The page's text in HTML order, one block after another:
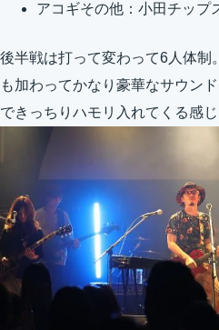
アコギその他：小田チップ
後半戦は打って変わって6人体制
も加わってかなり豪華なサウン
できっちりハモリ入れてくる感